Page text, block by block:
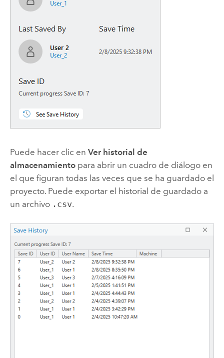
Puede hacer clic en Ver historial de
almacenamientopara abrir un cuadro de diálogo en
el que figuran todas las veces que se ha guardado el
proyecto. Puede exportar el historial de guardado a
un archivo .csv.